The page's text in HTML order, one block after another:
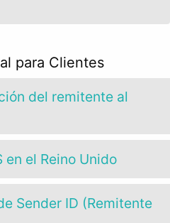
para Clientes
del remitente al
en el Reino Unido
Sender ID (Remitente